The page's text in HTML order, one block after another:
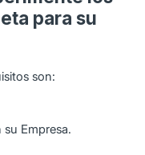
para su
son:
Empresa.